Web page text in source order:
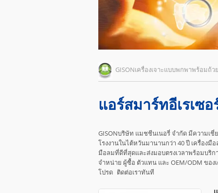
GISONเครื่องเจาะแบบพกพาพร้อมถ้
แอร์สมาร์ทอีเรเซอ
GISONบริษัท แมชชีนเนอรี่ จำกัด มีความเชี่
โรงงานในไต้หวันมานานกว่า 40 ปี เครื่องมื
มือลมที่ดีที่สุดและส่งมอบตรงเวลาพร้อมบริก
จำหน่าย ผู้ซื้อ ตัวแทน และ OEM/ODM ของ
โปรด ติดต่อเราทันที